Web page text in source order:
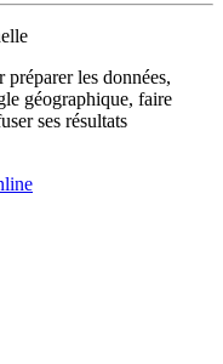
les données,
géographique, faire
ses résultats